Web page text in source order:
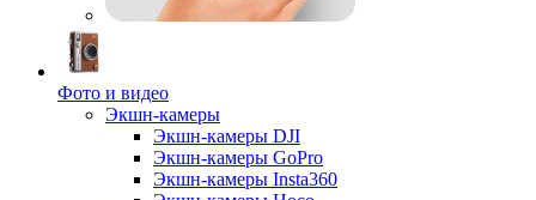
Фото и видео
Экшн-камеры
Экшн-камеры DJI
Экшн-камеры GoPro
Экшн-камеры Insta360